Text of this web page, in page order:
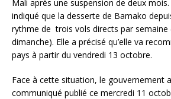
Mali après une suspension de deux
indiqué que la desserte de Bamako
rythme de trois vols directs par semaine
dimanche). Elle a précisé qu’elle va
pays à partir du vendredi 13 octobre.
Face à cette situation, le gouvernement
communiqué publié ce mercredi 11